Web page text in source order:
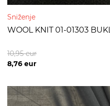
Sniženje
WOOL KNIT 01-01303
8,76 eur
10,95eur